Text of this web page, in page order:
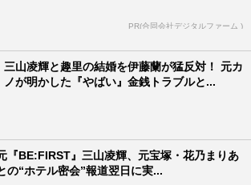
PR(合同会社デジタルファーム )
三山凌輝と趣里の結婚を伊藤蘭が猛反対！ 元カ
ノが明かした『やばい』金銭トラブルと...
『BE:FIRST』三山凌輝、元宝塚・花乃まりあ
の“ホテル密会”報道翌日に実...